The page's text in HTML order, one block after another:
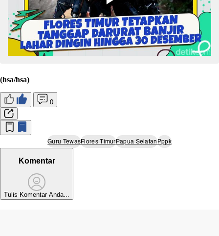
(hsa/hsa)
0
Guru TewasFlores TimurPapua SelatanPppk
Komentar
Tulis Komentar Anda...